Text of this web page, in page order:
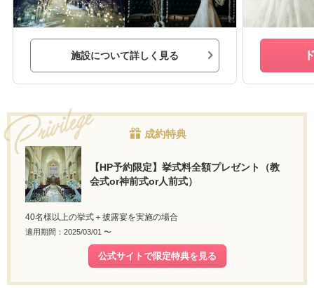
施設について詳しく見る
成約特典
【HP予約限定】挙式料全額プレゼント（教
会式or神前式or人前式）
40名様以上の挙式＋披露宴を実施の場合
適用期間：2025/03/01 〜
公式サイトで限定特典を見る